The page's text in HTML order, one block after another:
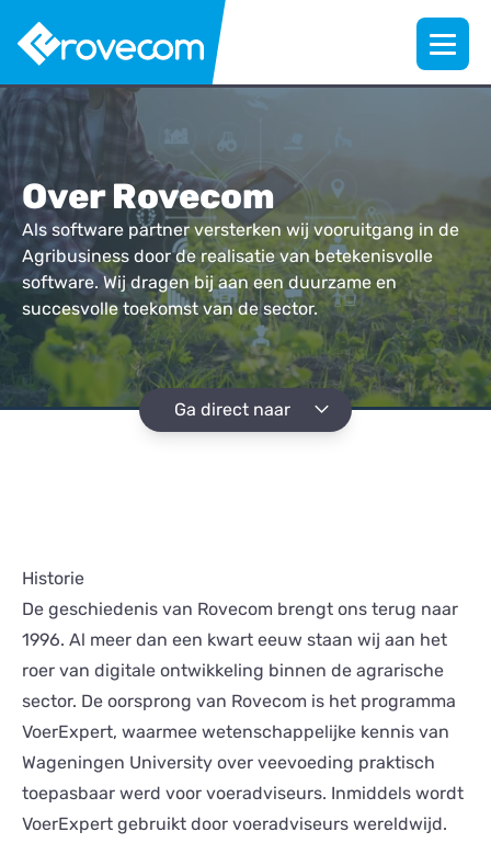
Over Rovecom
Als software partner versterken wij vooruitgang in de
Agribusiness door de realisatie van betekenisvolle
software. Wij dragen bij aan een duurzame en
succesvolle toekomst van de sector.
Ga direct naar
Historie
De geschiedenis van Rovecom brengt ons terug naar
1996. Al meer dan een kwart eeuw staan wij aan het
roer van digitale ontwikkeling binnen de agrarische
sector. De oorsprong van Rovecom is het programma
VoerExpert, waarmee wetenschappelijke kennis van
Wageningen University over veevoeding praktisch
toepasbaar werd voor voeradviseurs. Inmiddels wordt
VoerExpert gebruikt door voeradviseurs wereldwijd.